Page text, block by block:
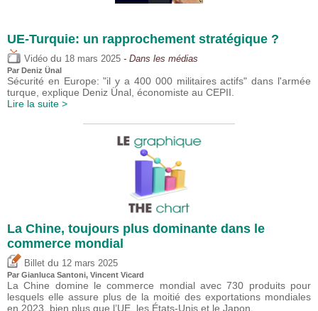
UE-Turquie: un rapprochement stratégique ?
Vidéo du 18 mars 2025 - Dans les médias
Par Deniz Ünal
Sécurité en Europe: "il y a 400 000 militaires actifs" dans l'armée
turque, explique Deniz Ünal, économiste au CEPII.
Lire la suite >
La Chine, toujours plus dominante dans le
commerce mondial
Billet du 12 mars 2025
Par Gianluca Santoni, Vincent Vicard
La Chine domine le commerce mondial avec 730 produits pour
lesquels elle assure plus de la moitié des exportations mondiales
en 2023, bien plus que l’UE, les États-Unis et le Japon.